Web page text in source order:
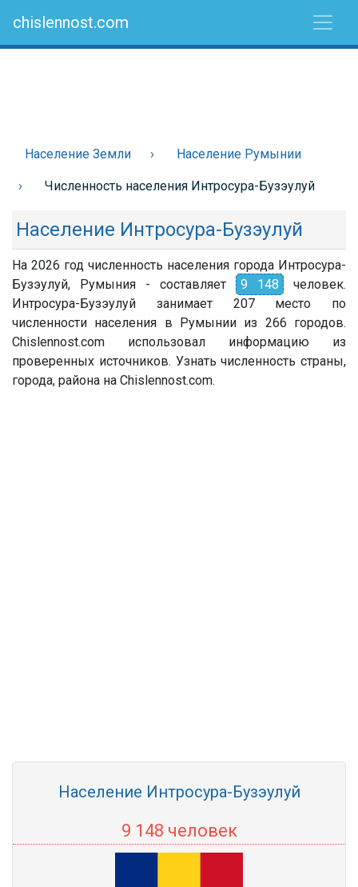
chislennost.com
Население Земли Население Румынии
Численность населения Интросура-Бузэулуй
Население Интросура-Бузэулуй
На 2026 год численность населения города Интросура-
Бузэулуй, Румыния - составляет
9 148
человек.
Интросура-Бузэулуй занимает 207 место по
численности населения в Румынии из 266 городов.
Chislennost.com использовал информацию из
проверенных источников. Узнать численность страны,
города, района на Chislennost.com.
Население Интросура-Бузэулуй
9 148 человек